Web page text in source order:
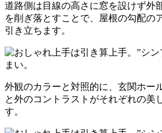
道路側は目線の高さに窓を設けず外
を削ぎ落とすことで、屋根の勾配の
引き立ちます。
外観のカラーと対照的に、玄関ホー
と外のコントラストがそれぞれの美
す。